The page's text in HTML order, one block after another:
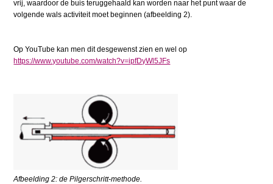
vrij, waardoor de buis teruggehaald kan worden naar het punt waar de
volgende wals activiteit moet beginnen (afbeelding 2).
Op YouTube kan men ditdesgewenstzien en wel op
https://www.youtube.com/watch?v=ipfDyWl5JFs
Afbeelding 2: de Pilgerschritt-methode.